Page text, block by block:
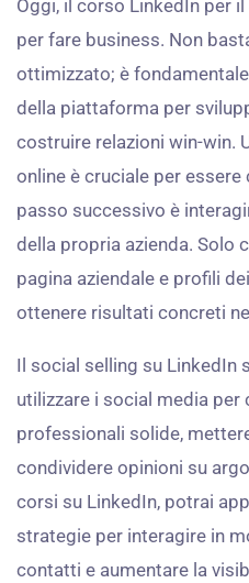
Oggi, il corso LinkedIn per
per fare business. Non
ottimizzato; è
della piattaforma per
costruire relazioni win-win.
online è cruciale per
passo successivo è
della propria azienda. Solo
pagina aziendale e profili
ottenere risultati concreti
Il social selling su LinkedIn
utilizzare i social media per
professionali solide,
condividere opinioni su
corsi su LinkedIn, potrai
strategie per interagire in
contatti e aumentare la